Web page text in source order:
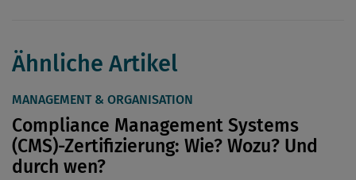
Ähnliche Artikel
MANAGEMENT & ORGANISATION
Compliance Management Systems
(CMS)-Zertifizierung: Wie? Wozu? Und
durch wen?